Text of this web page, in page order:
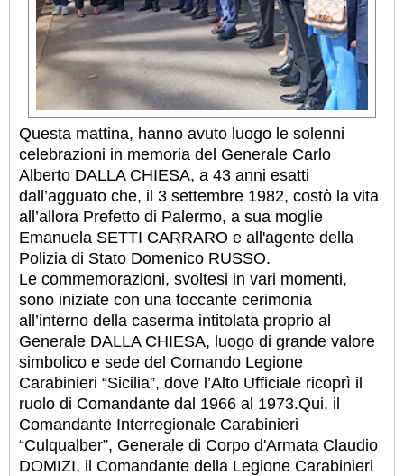
Questa mattina, hanno avuto luogo le solenni
celebrazioni in memoria del Generale Carlo
Alberto DALLA CHIESA, a 43 anni esatti
dall’agguato che, il 3 settembre 1982, costò la vita
all’allora Prefetto di Palermo, a sua moglie
Emanuela SETTI CARRARO e all'agente della
Polizia di Stato Domenico RUSSO.
Le commemorazioni, svoltesi in vari momenti,
sono iniziate con una toccante cerimonia
all’interno della caserma intitolata proprio al
Generale DALLA CHIESA, luogo di grande valore
simbolico e sede del Comando Legione
Carabinieri “Sicilia”, dove l’Alto Ufficiale ricoprì il
ruolo di Comandante dal 1966 al 1973.Qui, il
Comandante Interregionale Carabinieri
“Culqualber”, Generale di Corpo d'Armata Claudio
DOMIZI, il Comandante della Legione Carabinieri